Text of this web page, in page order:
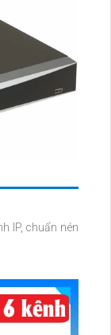
IP, chuẩn nén